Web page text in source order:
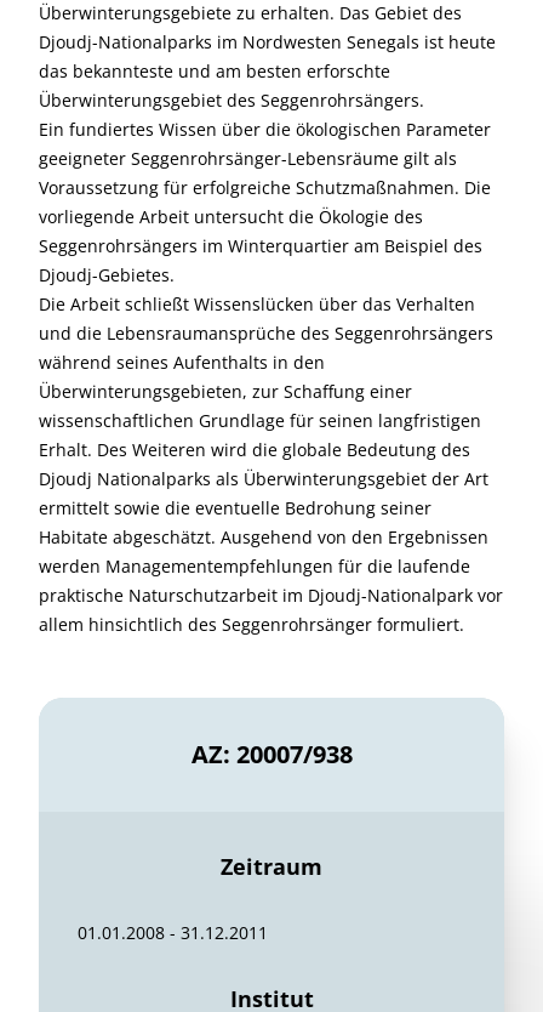
Überwinterungsgebiete zu erhalten. Das Gebiet des
Djoudj-Nationalparks im Nordwesten Senegals ist heute
das bekannteste und am besten erforschte
Überwinterungsgebiet des Seggenrohrsängers.
Ein fundiertes Wissen über die ökologischen Parameter
geeigneter Seggenrohrsänger-Lebensräume gilt als
Voraussetzung für erfolgreiche Schutzmaßnahmen. Die
vorliegende Arbeit untersucht die Ökologie des
Seggenrohrsängers im Winterquartier am Beispiel des
Djoudj-Gebietes.
Die Arbeit schließt Wissenslücken über das Verhalten
und die Lebensraumansprüche des Seggenrohrsängers
während seines Aufenthalts in den
Überwinterungsgebieten, zur Schaffung einer
wissenschaftlichen Grundlage für seinen langfristigen
Erhalt. Des Weiteren wird die globale Bedeutung des
Djoudj Nationalparks als Überwinterungsgebiet der Art
ermittelt sowie die eventuelle Bedrohung seiner
Habitate abgeschätzt. Ausgehend von den Ergebnissen
werden Managementempfehlungen für die laufende
praktische Naturschutzarbeit im Djoudj-Nationalpark vor
allem hinsichtlich des Seggenrohrsänger formuliert.
AZ: 20007/938
Zeitraum
01.01.2008 - 31.12.2011
Institut